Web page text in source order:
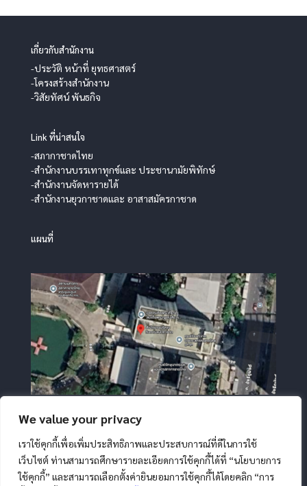
We value your privacy
เราใช้คุกกี้เพื่อเพิ่มประสิทธิภาพและประสบการณ์ที่ดีในการใช้
เว็บไซต์ ท่านสามารถศึกษารายละเอียดการใช้คุกกี้ได้ที่ “นโยบายการ
ใช้คุกกี้” และสามารถเลือกตั้งค่ายินยอมการใช้คุกกี้ได้โดยคลิก “การ
เกี่ยวกับสำนักงาน
-ประวัติ หน้าที่ ยุทธศาสตร์
-โครงสร้างสำนักงาน
-วิสัยทัศน์ พันธกิจ
Link ที่น่าสนใจ
-สภากาชาดไทย
-สำนักงานบรรเทาทุกข์และ ประชานามัยพิทักษ์
-สำนักงานจัดหารายได้
-สำนักงานยุวกาชาดและ อาสาสมัครกาชาด
แผนที่